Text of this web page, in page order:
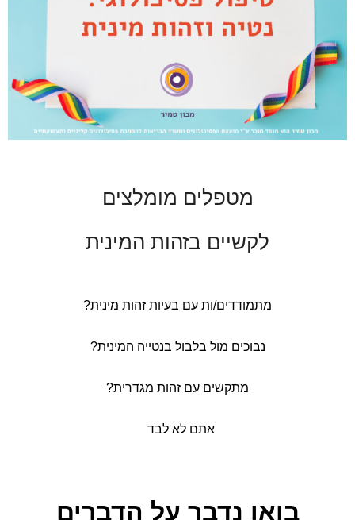
מטפלים מומלצים
לקשיים בזהות המינית
מתמודדים/ות עם בעיות זהות מינית?
נבוכים מול בלבול בנטייה המינית?
מתקשים עם זהות מגדרית?
אתם לא לבד
בואו נדבר על הדברים